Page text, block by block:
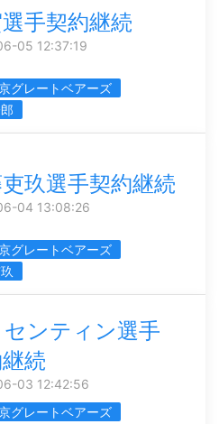
手契約継続
05 12:37:19
グレートベアーズ
玖選手契約継続
04 13:08:26
グレートベアーズ
センティン選手
続
03 12:42:56
グレートベアーズ